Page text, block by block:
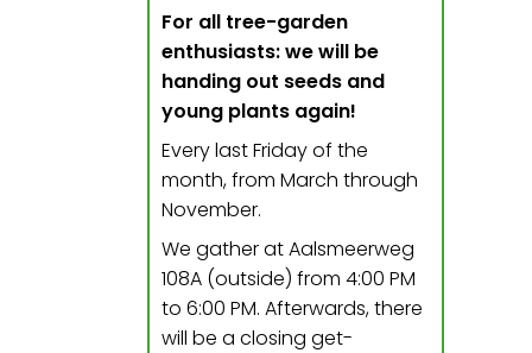
For all tree-garden
enthusiasts: we will be
handing out seeds and
young plants again!
Every last Friday of the
month, from March through
November.
We gather at Aalsmeerweg
108A (outside) from 4:00 PM
to 6:00 PM. Afterwards, there
will be a closing get-